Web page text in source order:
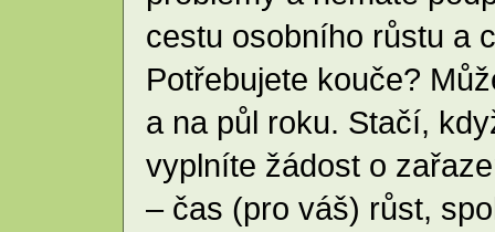
cestu osobního růstu a
Potřebujete kouče?
a na půl roku. Stačí,
vyplníte žádost o
– čas (pro váš) růst,